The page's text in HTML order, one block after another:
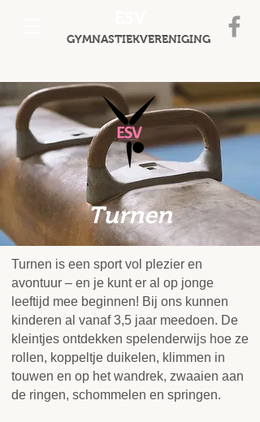
GYMNASTIEKVERENIGING
Turnen
Turnen is een sport vol plezier en
avontuur – en je kunt er al op jonge
leeftijd mee beginnen! Bij ons kunnen
kinderen al vanaf 3,5 jaar meedoen. De
kleintjes ontdekken spelenderwijs hoe ze
rollen, koppeltje duikelen, klimmen in
touwen en op het wandrek, zwaaien aan
de ringen, schommelen en springen.